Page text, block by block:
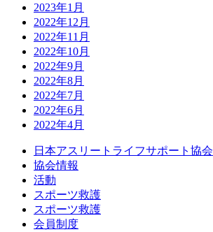
2023年1月
2022年12月
2022年11月
2022年10月
2022年9月
2022年8月
2022年7月
2022年6月
2022年4月
日本アスリートライフサポート協会
協会情報
活動
スポーツ救護
スポーツ救護
会員制度